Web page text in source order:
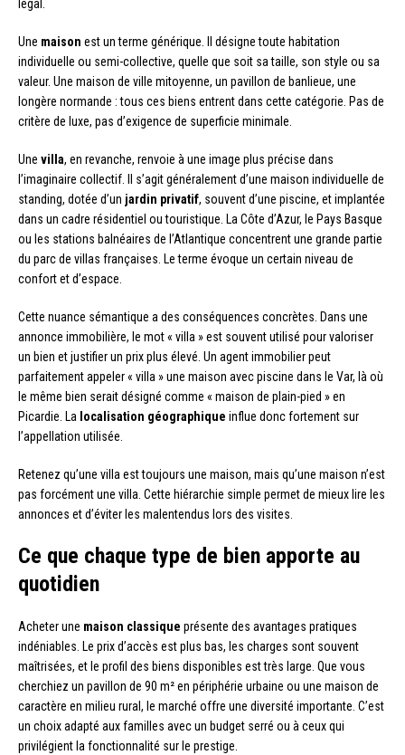
légal.
Une maison est un terme générique. Il désigne toute habitation
individuelle ou semi-collective, quelle que soit sa taille, son style ou sa
valeur. Une maison de ville mitoyenne, un pavillon de banlieue, une
longère normande : tous ces biens entrent dans cette catégorie. Pas de
critère de luxe, pas d’exigence de superficie minimale.
Une villa, en revanche, renvoie à une image plus précise dans
l’imaginaire collectif. Il s’agit généralement d’une maison individuelle de
standing, dotée d’un jardin privatif, souvent d’une piscine, et implantée
dans un cadre résidentiel ou touristique. La Côte d’Azur, le Pays Basque
ou les stations balnéaires de l’Atlantique concentrent une grande partie
du parc de villas françaises. Le terme évoque un certain niveau de
confort et d’espace.
Cette nuance sémantique a des conséquences concrètes. Dans une
annonce immobilière, le mot « villa » est souvent utilisé pour valoriser
un bien et justifier un prix plus élevé. Un agent immobilier peut
parfaitement appeler « villa » une maison avec piscine dans le Var, là où
le même bien serait désigné comme « maison de plain-pied » en
Picardie. La localisation géographique influe donc fortement sur
l’appellation utilisée.
Retenez qu’une villa est toujours une maison, mais qu’une maison n’est
pas forcément une villa. Cette hiérarchie simple permet de mieux lire les
annonces et d’éviter les malentendus lors des visites.
Ce que chaque type de bien apporte au
quotidien
Acheter une maison classique présente des avantages pratiques
indéniables. Le prix d’accès est plus bas, les charges sont souvent
maîtrisées, et le profil des biens disponibles est très large. Que vous
cherchiez un pavillon de 90 m² en périphérie urbaine ou une maison de
caractère en milieu rural, le marché offre une diversité importante. C’est
un choix adapté aux familles avec un budget serré ou à ceux qui
privilégient la fonctionnalité sur le prestige.